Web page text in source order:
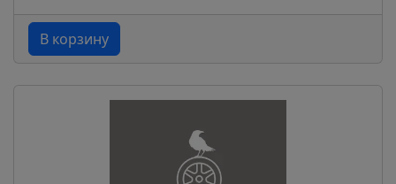
В корзину